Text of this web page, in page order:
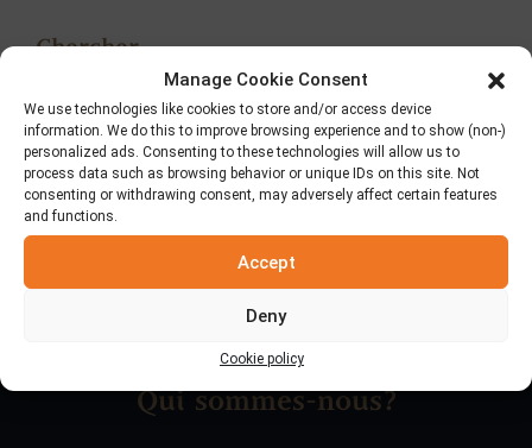
Manage Cookie Consent
We use technologies like cookies to store and/or access device
information. We do this to improve browsing experience and to show (non-)
personalized ads. Consenting to these technologies will allow us to
process data such as browsing behavior or unique IDs on this site. Not
consenting or withdrawing consent, may adversely affect certain features
and functions.
Accept
Deny
Cookie policy
Chercher
Qui sommes-nous?